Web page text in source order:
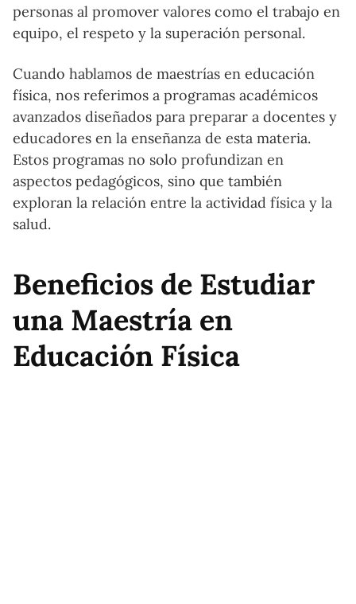
personas al promover valores como el trabajo en
equipo, el respeto y la superación personal.
Cuando hablamos de maestrías en educación
física, nos referimos a programas académicos
avanzados diseñados para preparar a docentes y
educadores en la enseñanza de esta materia.
Estos programas no solo profundizan en
aspectos pedagógicos, sino que también
exploran la relación entre la actividad física y la
salud.
Beneficios de Estudiar
una Maestría en
Educación Física